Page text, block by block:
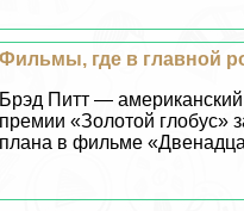
Фильмы, где в главной
Брэд Питт —
премии «Золотой глобус»
плана в фильме